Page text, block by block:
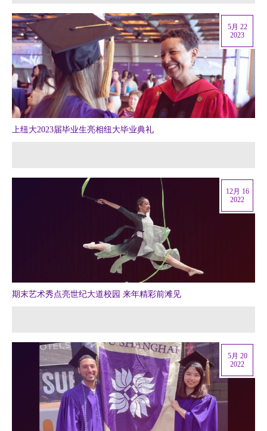
上纽大2023届毕业生亮相纽大毕业典礼
5月 22
2023
期末艺术秀点亮世纪大道校园 来年精彩前滩见
12月 16
2022
5月 20
2022